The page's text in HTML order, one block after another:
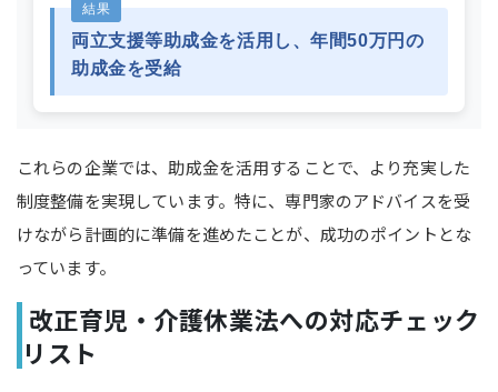
結果
両立支援等助成金を活用し、年間50万円の
助成金を受給
これらの企業では、助成金を活用することで、より充実した
制度整備を実現しています。特に、専門家のアドバイスを受
けながら計画的に準備を進めたことが、成功のポイントとな
っています。
改正育児・介護休業法への対応チェック
リスト